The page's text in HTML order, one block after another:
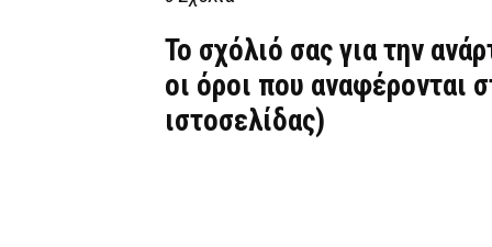
Το σχόλιό σας για την
οι όροι που αναφέρονται
ιστοσελίδας)